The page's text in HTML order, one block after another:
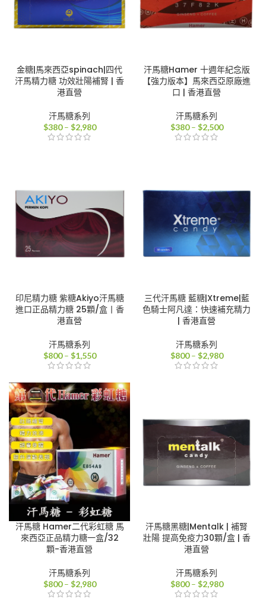
金糖|馬來西亞spinach|四代
汗馬精力糖 功效壯陽補腎 | 香
港直營
汗馬糖系列
$380 – $2,980價
$2,980
汗馬糖Hamer 十週年紀念版
【強力版本】馬來西亞原廠進
口 | 香港直營
汗馬糖系列
$380 – $2,500價
$2,500
印尼精力糖 紫糖Akiyo汗馬糖
進口正品精力糖 25顆/盒丨香
港直營
汗馬糖系列
$800 – $1,550價
圍：
$800
到
$1,550
三代汗馬糖 藍糖|Xtreme|藍
色騎士阿凡達：快速補充精力
| 香港直營
汗馬糖系列
$800 – $2,980價
$2,980
汗馬糖 Hamer二代彩虹糖 馬
來西亞正品精力糖一盒/32
顆-香港直營
汗馬糖系列
$800 – $2,980價
汗馬糖黑糖|Mentalk | 補腎
壯陽 提高免疫力30顆/盒 | 香
港直營
汗馬糖系列
$800 – $2,980價